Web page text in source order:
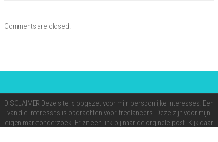
Comments are closed.
DISCLAIMER Deze site is opgezet voor mijn persoonlijke interesses. Een
van die interesses is opdrachten voor freelancers. Deze zijn voor mijn
eigen marktonderzoek. Er zit een link bij naar de orginele post. Kijk daar